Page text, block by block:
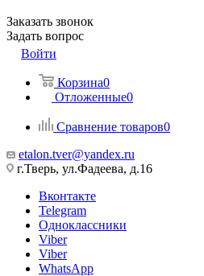
Заказать звонок
Задать вопрос
Войти
Корзина0
Отложенные0
Сравнение товаров0
etalon.tver@yandex.ru
г.Тверь, ул.Фадеева, д.16
Вконтакте
Telegram
Одноклассники
Viber
Viber
WhatsApp